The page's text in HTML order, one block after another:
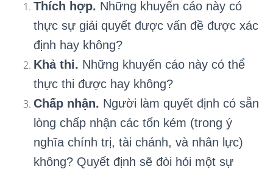
Thích hợp. Những khuyến cáo này có
thực sự giải quyết được vấn đề được xác
định hay không?
Khả thi. Những khuyến cáo này có thể
thực thi được hay không?
Chấp nhận. Người làm quyết định có sẵn
lòng chấp nhận các tốn kém (trong ý
nghĩa chính trị, tài chánh, và nhân lực)
không? Quyết định sẽ đòi hỏi một sự